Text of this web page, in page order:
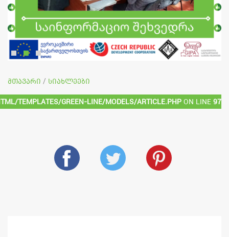
მთავარი / სიახლეები
templates/green-line/models/article.php on line 97